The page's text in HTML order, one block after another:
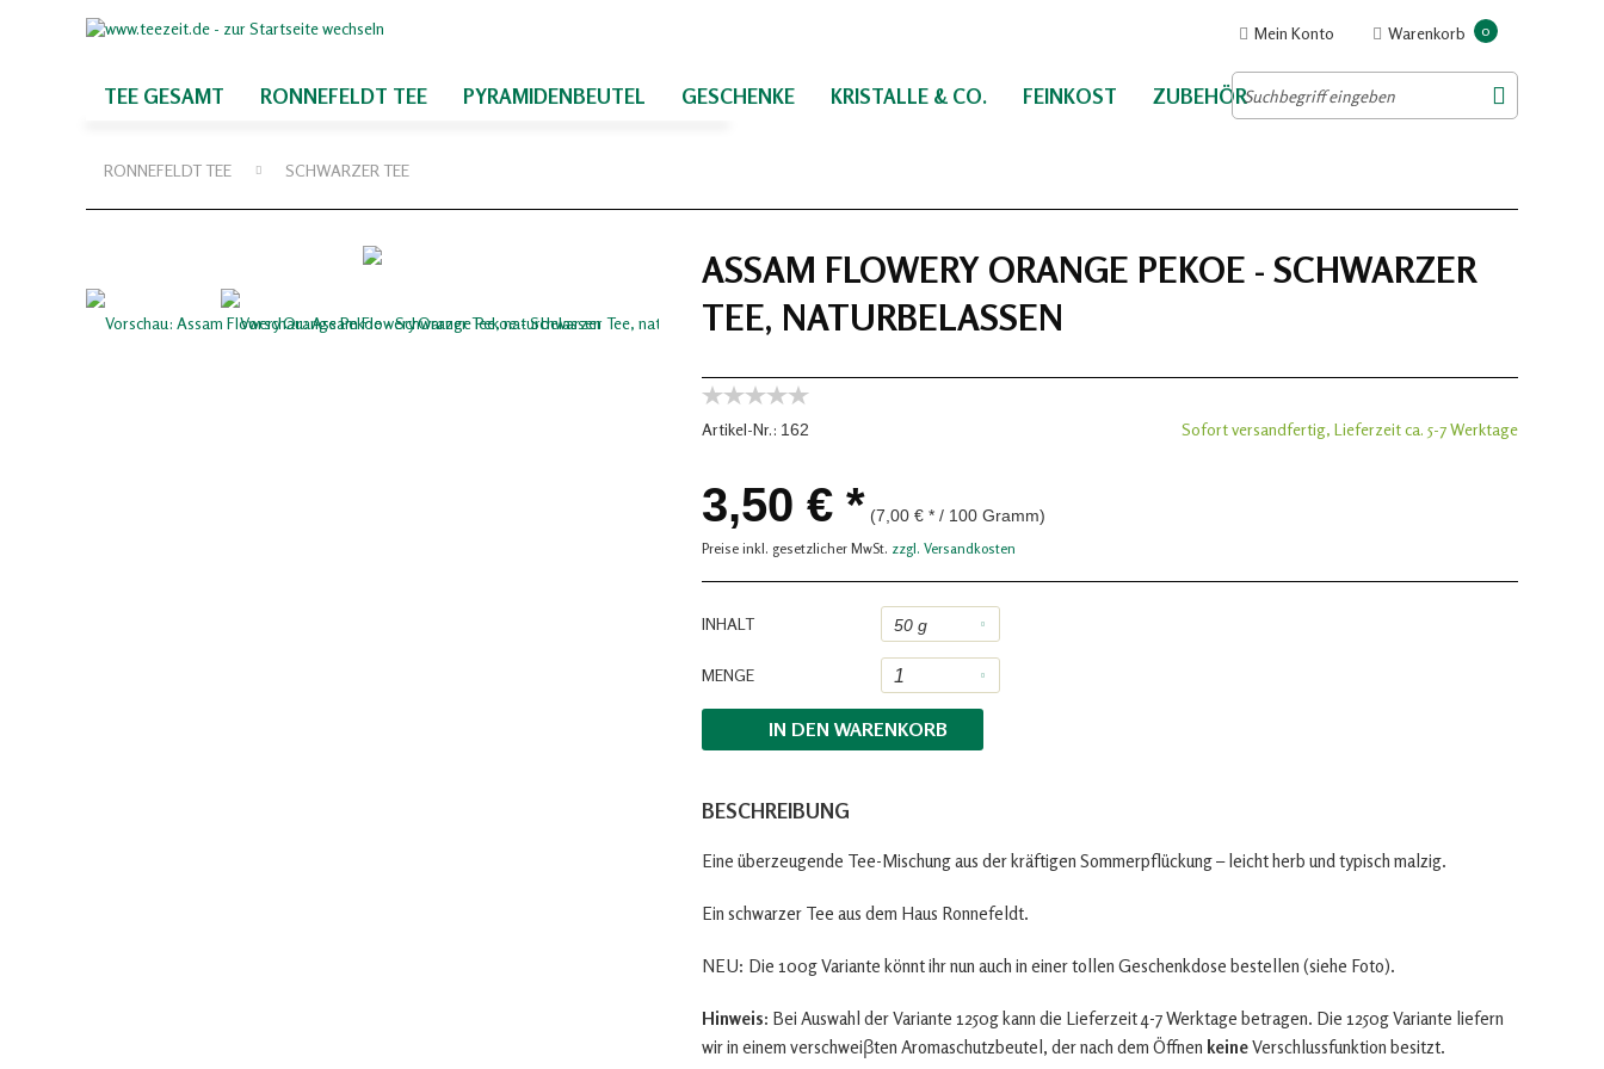
Warenkorb 0
Mein Konto
TEE GESAMT RONNEFELDT TEE PYRAMIDENBEUTEL GESCHENKE KRISTALLE & CO. FEINKOST ZUBEHÖR
RONNEFELDT TEE SCHWARZER TEE
ASSAM FLOWERY ORANGE PEKOE - SCHWARZER
TEE, NATURBELASSEN
Artikel-Nr.: 162 Sofort versandfertig, Lieferzeit ca. 5-7 Werktage
3,50 € * (7,00 € * / 100 Gramm)
Preise inkl. gesetzlicher MwSt. zzgl. Versandkosten
INHALT
MENGE
IN DEN WARENKORB
BESCHREIBUNG
Eine überzeugende Tee-Mischung aus der kräftigen Sommerpflückung – leicht herb und typisch malzig.
Ein schwarzer Tee aus dem Haus Ronnefeldt.
NEU: Die 100g Variante könnt ihr nun auch in einer tollen Geschenkdose bestellen (siehe Foto).
Hinweis: Bei Auswahl der Variante 1250g kann die Lieferzeit 4-7 Werktage betragen. Die 1250g Variante liefern
wir in einem verschweiβten Aromaschutzbeutel, der nach dem Öffnen keineVerschlussfunktion besitzt.